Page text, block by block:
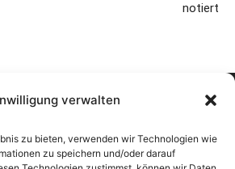
verwalten
zu bieten, verwenden wir Technologien wie
zu speichern und/oder darauf
notiert